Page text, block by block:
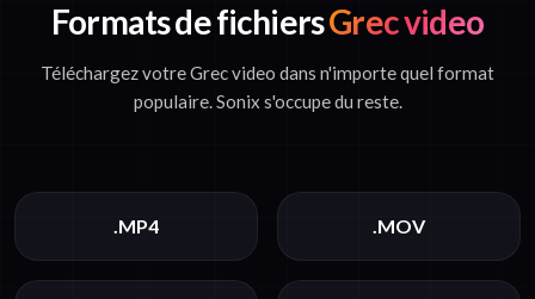
Formats de fichiersGrec video
Téléchargez votre Grec video dans n'importe quel format
populaire. Sonix s'occupe du reste.
.MP4 .MOV